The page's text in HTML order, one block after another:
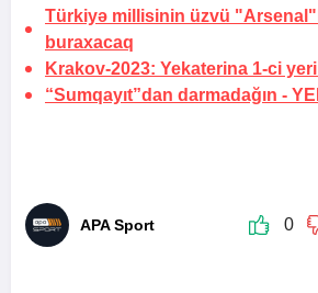
Türkiyə millisinin üzvü
buraxacaq
Krakov-2023: Yekaterina 1-ci
“Sumqayıt”dan darmadağın -
APA Sport 0